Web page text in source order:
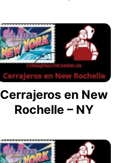
Cerrajeros en New
Rochelle – NY